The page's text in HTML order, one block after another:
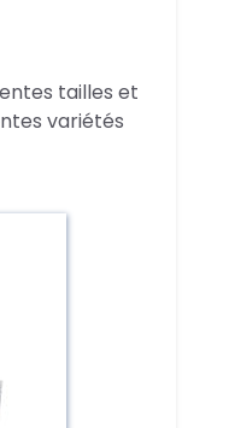
tailles et
variétés